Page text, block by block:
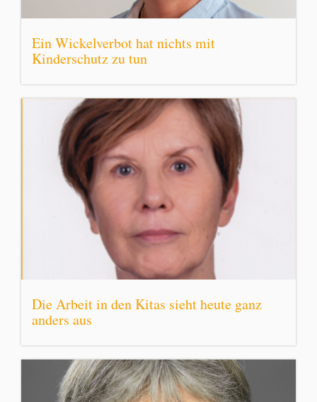
Ein Wickelverbot hat nichts mit
Kinderschutz zu tun
Die Arbeit in den Kitas sieht heute ganz
anders aus